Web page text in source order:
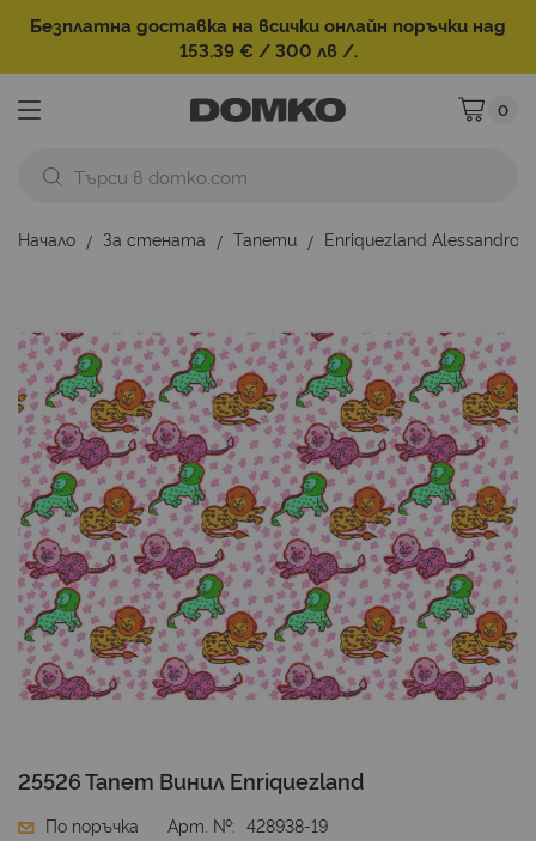
Безплатна доставка на всички онлайн поръчки над
153.39 € / 300 лв /.
Моята
0
Начало За стената Тапети
Enriquezland Аlessandro
на
галерията
на
изображенията
Преминете
началото
25526 Тапет Винил Enriquezland
По поръчка Арт. № 428938-19